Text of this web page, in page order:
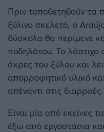
Πριν τοποθετηθούν τα
ξύλινο σκελετό, ο
δύσκολα θα περίμενε
ποδηλάτου. Το λάστιχο
άκρες του ξύλου και
απορροφητικό υλικό
απέναντι στις διαρροές.
Είναι μία από εκείνες
έξω από εργοστάσια